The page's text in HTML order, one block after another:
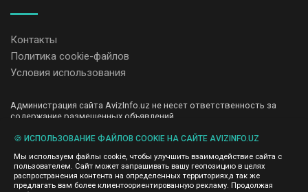
Контакты
Политика cookie-файлов
Условия использования
Администрация сайта AvizInfo.uz не несет ответственность за
содержание размещенных объявлений.
передаем и не продаем личную информацию зарегистрированных
правила конфиденциальности сайтов на которые ссылается
AvizInfo.uz. На некоторых страницах нашего сайта представлена
реклама Google Adsense Advertising Network. Чтобы узнать
🍪 ИСПОЛЬЗОВАНИЕ ФАЙЛОВ COOKIE НА САЙТЕ AVIZINFO.UZ
Мы используем файлы cookie, чтобы улучшить взаимодействие сайта с
пользователем. Сайт может запрашивать вашу геопозицию в целях
распространения контента на определенных территориях,а так же
предлагать вам более клиентоориентированную рекламу. Продолжая